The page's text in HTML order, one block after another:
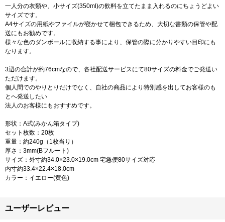
一人分の衣類や、小サイズ(350ml)の飲料を立てたまま入れるのにちょうどよい
サイズです。
A4サイズの用紙やファイルが寝かせて梱包できるため、大切な書類の保管や配
送にもお勧めです。
様々な色のダンボールに収納する事により、保管の際に分かりやすい目印にも
なります。
3辺の合計が約76cmなので、各社配送サービスにて80サイズの料金でご発送い
ただけます。
個人間でのやりとりだけでなく、自社の商品により特別感を出してお客様のも
とへ発送したい
法人のお客様にもおすすめです。
形状：A式(みかん箱タイプ)
セット枚数：20枚
重量：約240g（1枚当り）
厚さ：3mm(Bフルート)
サイズ：外寸約34.0×23.0×19.0cm 宅急便80サイズ対応
内寸約33.4×22.4×18.0cm
カラー：イエロー(黄色)
ユーザーレビュー